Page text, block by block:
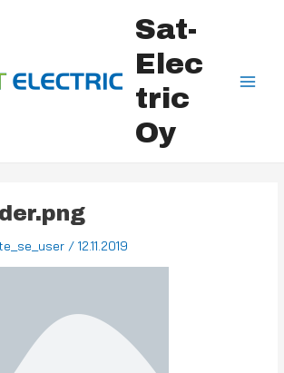
Sat-
Elec
tric
Oy
/12.11.2019